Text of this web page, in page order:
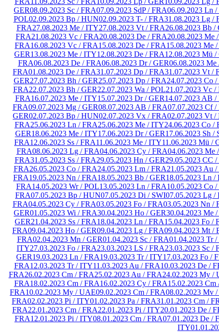
GER08.09.2023 Sc / FRA07.09.2023 SdP / FRA06.09.2023 Ln
POL02.09.2023 Bp / HUN02.09.2023 T- / FRA31.08.2023 Lg /
FRA27.08.2023 Me / ITY27.08.2023 Vt / FRA26.08.2023 Bb /
FRA21.08.2023 Vc / FRA20.08.2023 De / FRA20.08.2023 Me
FRA16.08.2023 Vc / FRA15.08.2023 De / FRA15.08.2023 Me
GER13.08.2023 Me / ITY12.08.2023 De / FRA12.08.2023 Mü /
FRA06.08.2023 De / FRA06.08.2023 Dr / GER06.08.2023
FRA01.08.2023 De / FRA31.07.2023 Dp / FRA31.07.2023 Vt /
GER27.07.2023 Bh / GER25.07.2023 Dp / FRA24.07.2023 Co
FRA22.07.2023 Bh / GER22.07.2023 Wa / POL21.07.2023 Vc /
FRA16.07.2023 Me / ITY15.07.2023 Dr / GER14.07.2023 AB /
FRA09.07.2023 Mg / GER08.07.2023 AB / FRA07.07.2023 Cf /
GER02.07.2023 Bp / HUN02.07.2023 Vx / FRA02.07.2023 Vt /
FRA25.06.2023 Ln / FRA25.06.2023 Me / ITY24.06.2023 Co /
GER18.06.2023 Me / ITY17.06.2023 Dr / GER17.06.2023 Sh /
FRA12.06.2023 Ss / FRA11.06.2023 Me / ITY11.06.2023 Mü /
FRA08.06.2023 Lg / FRA04.06.2023 Cy / FRA04.06.2023 Me
FRA31.05.2023 Ss / FRA29.05.2023 Hn / GER29.05.2023 CC
FRA26.05.2023 Co / FRA24.05.2023 Lm / FRA21.05.2023 Au
FRA19.05.2023 Nn / FRA18.05.2023 Bb / GER18.05.2023 Ln /
FRA14.05.2023 Wr / POL13.05.2023 Ln / FRA10.05.2023 Co
FRA07.05.2023 Bp / HUN07.05.2023 Di / SWI07.05.2023 Lg /
FRA04.05.2023 Cy / FRA03.05.2023 Fo / FRA03.05.2023 Nn /
GER01.05.2023 Wi / FRA30.04.2023 Ho / GER30.04.2023 Me
GER21.04.2023 Ss / FRA18.04.2023 Ln / FRA15.04.2023 Fo /
FRA09.04.2023 Ho / GER09.04.2023 Lg / FRA09.04.2023 Mt /
FRA02.04.2023 Mn / GER01.04.2023 Sc / FRA01.04.2023 Tr
ITY27.03.2023 Fo / FRA23.03.2023 LS / FRA23.03.2023 Sc /
GER19.03.2023 Ln / FRA19.03.2023 Tr / ITY17.03.2023 Fo /
FRA12.03.2023 Tr / ITY11.03.2023 Au / FRA10.03.2023 De /
FRA26.02.2023 Cm / FRA25.02.2023 Au / FRA24.02.2023 My /
FRA18.02.2023 Cm / FRA16.02.2023 Cy / FRA15.02.2023 Cm
FRA10.02.2023 My / UAE09.02.2023 Cm / FRA08.02.2023 Mv
FRA02.02.2023 Pi / ITY01.02.2023 Pa / FRA31.01.2023 Cm /
FRA22.01.2023 Cm / FRA22.01.2023 Pi / ITY20.01.2023 De /
FRA12.01.2023 Pi / ITY08.01.2023 Cm / FRA07.01.2023 De /
ITY